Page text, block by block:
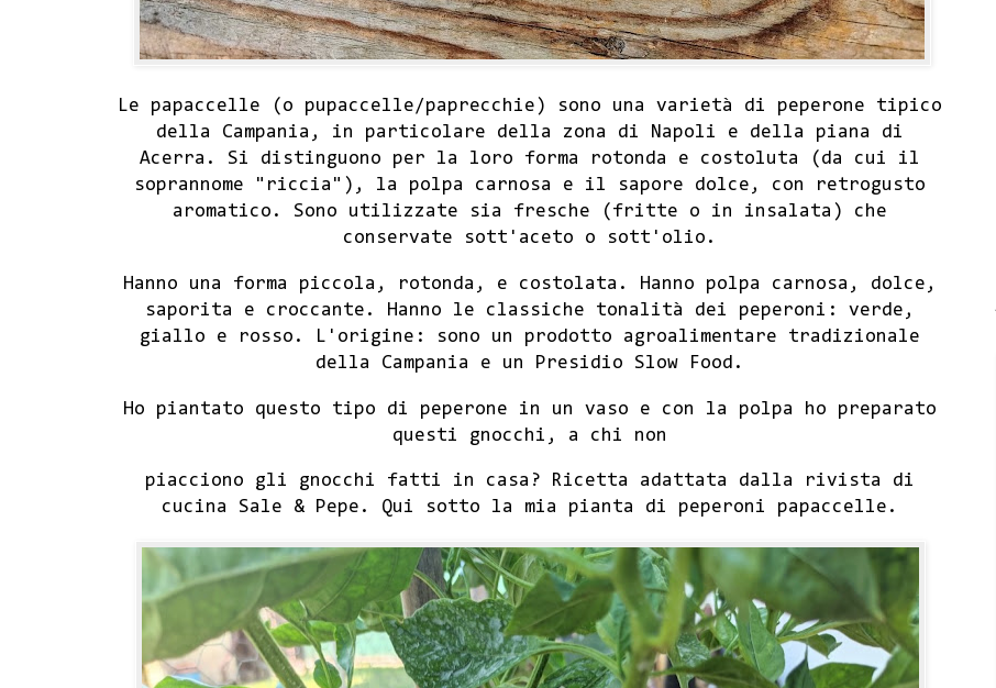
Le papaccelle (o pupaccelle/paprecchie) sono una varietà di peperone tipico
della Campania, in particolare della zona di Napoli e della piana di
Acerra. Si distinguono per la loro forma rotonda e costoluta (da cui il
soprannome "riccia"), la polpa carnosa e il sapore dolce, con retrogusto
aromatico. Sono utilizzate sia fresche (fritte o in insalata) che
conservate sott'aceto o sott'olio.
Hanno una forma piccola, rotonda, e costolata. Hanno polpa carnosa, dolce,
saporita e croccante. Hanno le classiche tonalità dei peperoni: verde,
giallo e rosso. L'origine: sono un prodotto agroalimentare tradizionale
della Campania e un Presidio Slow Food.
Ho piantato questo tipo di peperone in un vaso e con la polpa ho preparato
questi gnocchi, a chi non
piacciono gli gnocchi fatti in casa? Ricetta adattata dalla rivista di
cucina Sale & Pepe. Qui sotto la mia pianta di peperoni papaccelle.